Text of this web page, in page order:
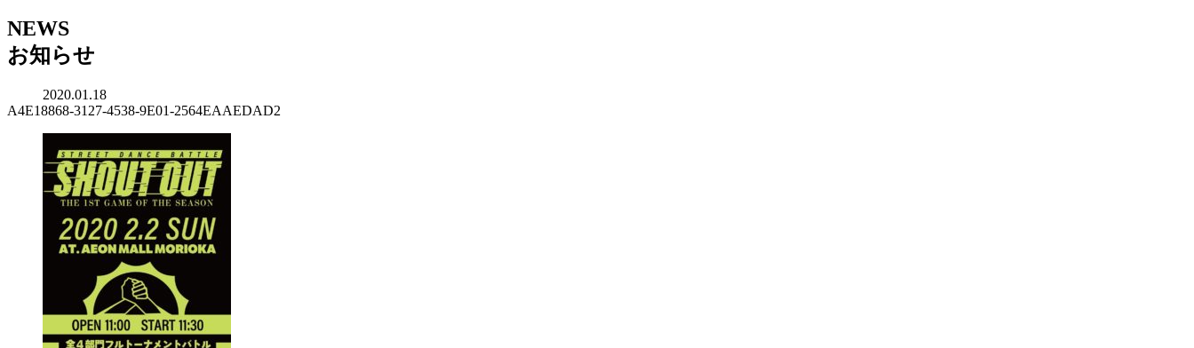
NEWS
お知らせ
2020.01.18
A4E18868-3127-4538-9E01-2564EAAEDAD2